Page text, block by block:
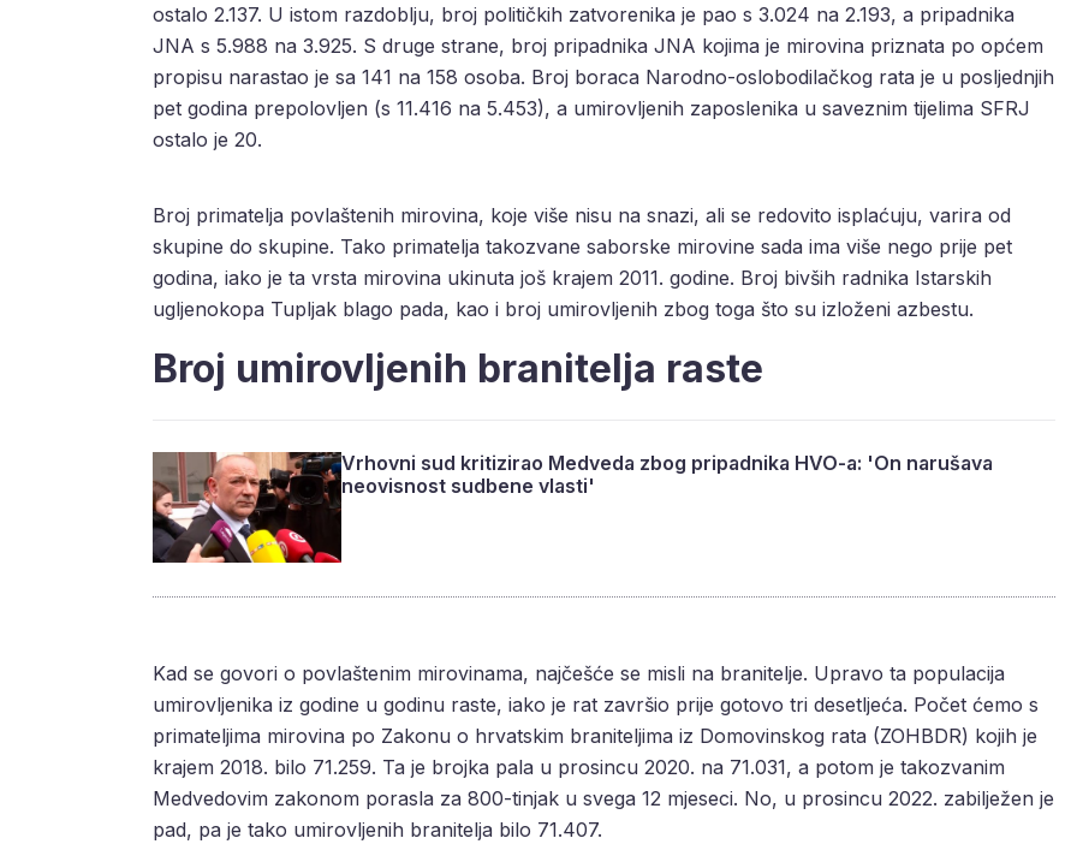
ostalo 2.137. U istom razdoblju, broj političkih zatvorenika je pao s 3.024 na 2.193, a pripadnika
JNA s 5.988 na 3.925. S druge strane, broj pripadnika JNA kojima je mirovina priznata po općem
propisu narastao je sa 141 na 158 osoba. Broj boraca Narodno-oslobodilačkog rata je u posljednjih
pet godina prepolovljen (s 11.416 na 5.453), a umirovljenih zaposlenika u saveznim tijelima SFRJ
ostalo je 20.
Broj primatelja povlaštenih mirovina, koje više nisu na snazi, ali se redovito isplaćuju, varira od
skupine do skupine. Tako primatelja takozvane saborske mirovine sada ima više nego prije pet
godina, iako je ta vrsta mirovina ukinuta još krajem 2011. godine. Broj bivših radnika Istarskih
ugljenokopa Tupljak blago pada, kao i broj umirovljenih zbog toga što su izloženi azbestu.
Broj umirovljenih branitelja raste
Vrhovni sud kritizirao Medveda zbog pripadnika HVO-a: 'On narušava
neovisnost sudbene vlasti'
Kad se govori o povlaštenim mirovinama, najčešće se misli na branitelje. Upravo ta populacija
umirovljenika iz godine u godinu raste, iako je rat završio prije gotovo tri desetljeća. Počet ćemo s
primateljima mirovina po Zakonu o hrvatskim braniteljima iz Domovinskog rata (ZOHBDR) kojih je
krajem 2018. bilo 71.259. Ta je brojka pala u prosincu 2020. na 71.031, a potom je takozvanim
Medvedovim zakonom porasla za 800-tinjak u svega 12 mjeseci. No, u prosincu 2022. zabilježen je
pad, pa je tako umirovljenih branitelja bilo 71.407.